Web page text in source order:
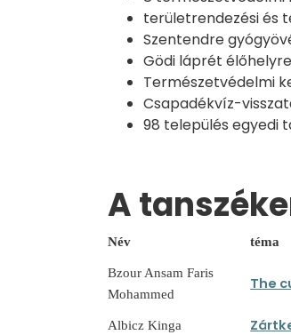
területrendezési és
Szentendre
Gödi láprét
Természetvédelmi
Csapadékvíz-
98 település egyedi
A
Név téma
Bzour Ansam Faris
Mohammed
The
Albicz Kinga